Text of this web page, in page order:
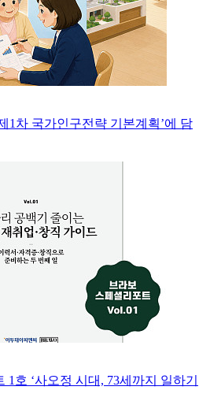
1차 국가인구전략 기본계획’에 담
1호 ‘사오정 시대, 73세까지 일하기